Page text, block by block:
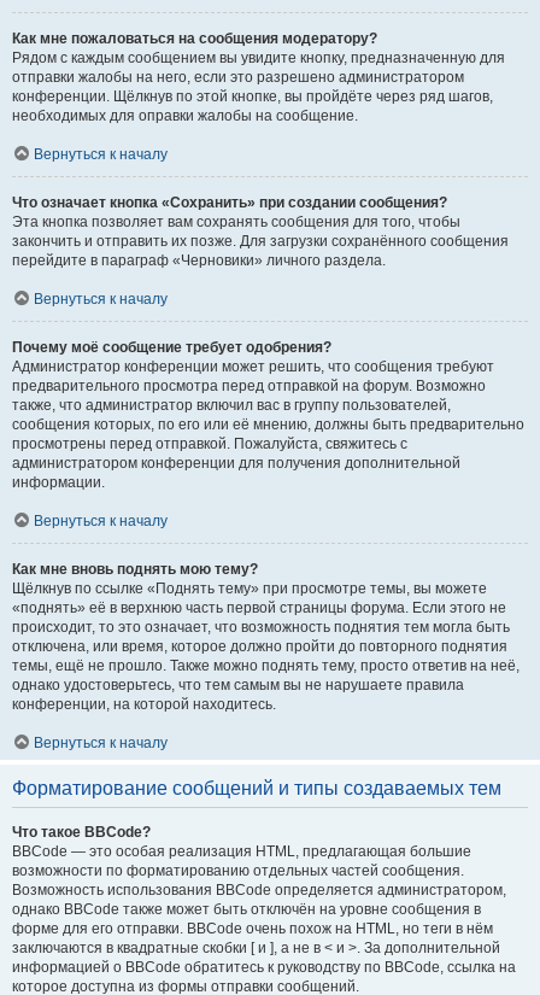
Как мне пожаловаться на сообщения модератору?
Рядом с каждым сообщением вы увидите кнопку, предназначенную для
отправки жалобы на него, если это разрешено администратором
конференции. Щёлкнув по этой кнопке, вы пройдёте через ряд шагов,
необходимых для оправки жалобы на сообщение.
Вернуться к началу
Что означает кнопка «Сохранить» при создании сообщения?
Эта кнопка позволяет вам сохранять сообщения для того, чтобы
закончить и отправить их позже. Для загрузки сохранённого сообщения
перейдите в параграф «Черновики» личного раздела.
Вернуться к началу
Почему моё сообщение требует одобрения?
Администратор конференции может решить, что сообщения требуют
предварительного просмотра перед отправкой на форум. Возможно
также, что администратор включил вас в группу пользователей,
сообщения которых, по его или её мнению, должны быть предварительно
просмотрены перед отправкой. Пожалуйста, свяжитесь с
администратором конференции для получения дополнительной
информации.
Вернуться к началу
Как мне вновь поднять мою тему?
Щёлкнув по ссылке «Поднять тему» при просмотре темы, вы можете
«поднять» её в верхнюю часть первой страницы форума. Если этого не
происходит, то это означает, что возможность поднятия тем могла быть
отключена, или время, которое должно пройти до повторного поднятия
темы, ещё не прошло. Также можно поднять тему, просто ответив на неё,
однако удостоверьтесь, что тем самым вы не нарушаете правила
конференции, на которой находитесь.
Вернуться к началу
Форматирование сообщений и типы создаваемых тем
Что такое BBCode?
BBCode — это особая реализация HTML, предлагающая большие
возможности по форматированию отдельных частей сообщения.
Возможность использования BBCode определяется администратором,
однако BBCode также может быть отключён на уровне сообщения в
форме для его отправки. BBCode очень похож на HTML, но теги в нём
заключаются в квадратные скобки [ и ], а не в < и >. За дополнительной
информацией о BBCode обратитесь к руководству по BBCode, ссылка на
которое доступна из формы отправки сообщений.